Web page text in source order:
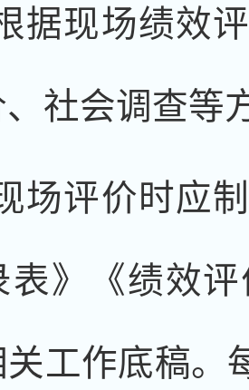
据现场绩效
社会调查等
场评价时应
表》《绩效
工作底稿。